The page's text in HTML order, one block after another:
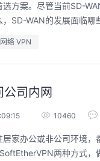
方案。尽管当前SD-
SD-WAN的发展面临哪
络 VPN
司内网
10460
家办公或非公司环境
两种方式